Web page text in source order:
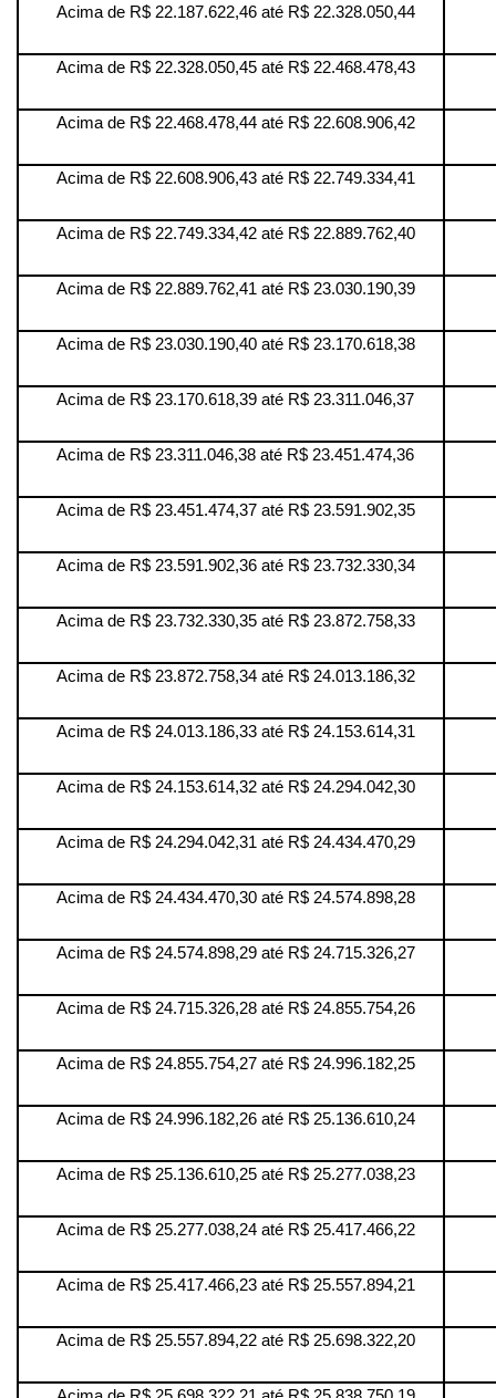
Acima de R$ 22.187.622,46 até R$ 22.328.050,44
Acima de R$ 22.328.050,45 até R$ 22.468.478,43
Acima de R$ 22.468.478,44 até R$ 22.608.906,42
Acima de R$ 22.608.906,43 até R$ 22.749.334,41
Acima de R$ 22.749.334,42 até R$ 22.889.762,40
Acima de R$ 22.889.762,41 até R$ 23.030.190,39
Acima de R$ 23.030.190,40 até R$ 23.170.618,38
Acima de R$ 23.170.618,39 até R$ 23.311.046,37
Acima de R$ 23.311.046,38 até R$ 23.451.474,36
Acima de R$ 23.451.474,37 até R$ 23.591.902,35
Acima de R$ 23.591.902,36 até R$ 23.732.330,34
Acima de R$ 23.732.330,35 até R$ 23.872.758,33
Acima de R$ 23.872.758,34 até R$ 24.013.186,32
Acima de R$ 24.013.186,33 até R$ 24.153.614,31
Acima de R$ 24.153.614,32 até R$ 24.294.042,30
Acima de R$ 24.294.042,31 até R$ 24.434.470,29
Acima de R$ 24.434.470,30 até R$ 24.574.898,28
Acima de R$ 24.574.898,29 até R$ 24.715.326,27
Acima de R$ 24.715.326,28 até R$ 24.855.754,26
Acima de R$ 24.855.754,27 até R$ 24.996.182,25
Acima de R$ 24.996.182,26 até R$ 25.136.610,24
Acima de R$ 25.136.610,25 até R$ 25.277.038,23
Acima de R$ 25.277.038,24 até R$ 25.417.466,22
Acima de R$ 25.417.466,23 até R$ 25.557.894,21
Acima de R$ 25.557.894,22 até R$ 25.698.322,20